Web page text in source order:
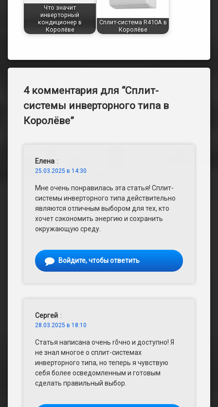
Что значит
инверторный
кондиционер в
Королёве
Сплит-система R410A в
Королёве
4 комментария для “Сплит-
системы инверторного типа в
Королёве”
Елена :
25.03.2025 в 14:30
Мне очень понравилась эта статья! Сплит-
системы инверторного типа действительно
являются отличным выбором для тех, кто
хочет сэкономить энергию и сохранить
окружающую среду.
Войдите, чтобы ответить
Сергей :
28.03.2025 в 18:10
Статья написана очень rõчно и доступно! Я
не знал многое о сплит-системах
инверторного типа, но теперь я чувствую
себя более осведомленным и готовым
сделать правильный выбор.